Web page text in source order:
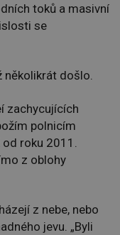
toků a masivní
se
několikrát došlo.
zachycujících
polnicím
roku 2011.
z oblohy
z nebe, nebo
jevu. „Byli